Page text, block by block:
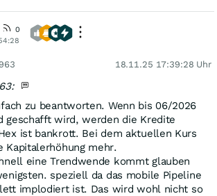
0
18.11.25 17:39:28 Uhr
zu beantworten. Wenn bis 06/2026
geschafft wird, werden die Kredite
ist bankrott. Bei dem aktuellen Kurs
Kapitalerhöhung mehr.
eine Trendwende kommt glauben
speziell da das mobile Pipeline
implodiert ist. Das wird wohl nicht so